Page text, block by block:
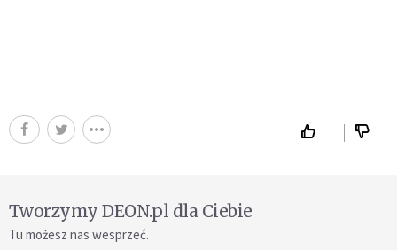
Tworzymy DEON.pl dla Ciebie
Tu możesz nas wesprzeć.